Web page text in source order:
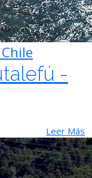
-
Leer Más